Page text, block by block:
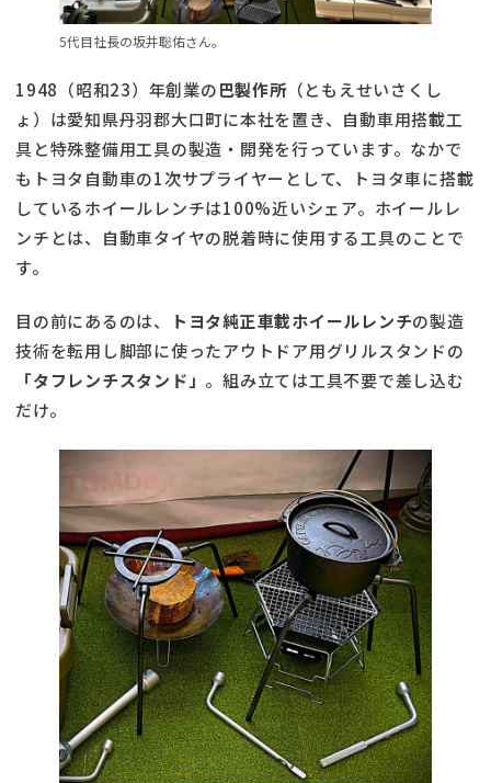
5代目社長の坂井聡佑さん。
1948（昭和23）年創業の巴製作所（ともえせいさくし
ょ）は愛知県丹羽郡大口町に本社を置き、自動車用搭載工
具と特殊整備用工具の製造・開発を行っています。なかで
もトヨタ自動車の1次サプライヤーとして、トヨタ車に搭載
しているホイールレンチは100%近いシェア。ホイールレ
ンチとは、自動車タイヤの脱着時に使用する工具のことで
す。
目の前にあるのは、 トヨタ純正車載ホイールレンチの製造
技術を転用し脚部に使ったアウトドア用グリルスタンドの
「タフレンチスタンド」 。組み立ては工具不要で差し込む
だけ。